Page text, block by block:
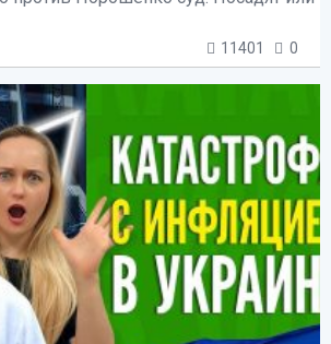
11401 0